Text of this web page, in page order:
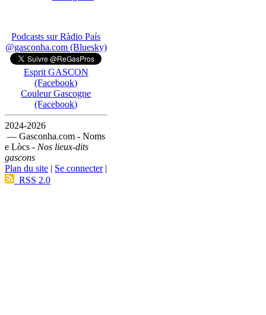
Podcasts sur Ràdio País
@gasconha.com (Bluesky)
Esprit GASCON
(Facebook)
Couleur Gascogne
(Facebook)
2024-2026
— Gasconha.com - Noms
e Lòcs - Nos lieux-dits
gascons
Plan du site | Se connecter|
RSS 2.0